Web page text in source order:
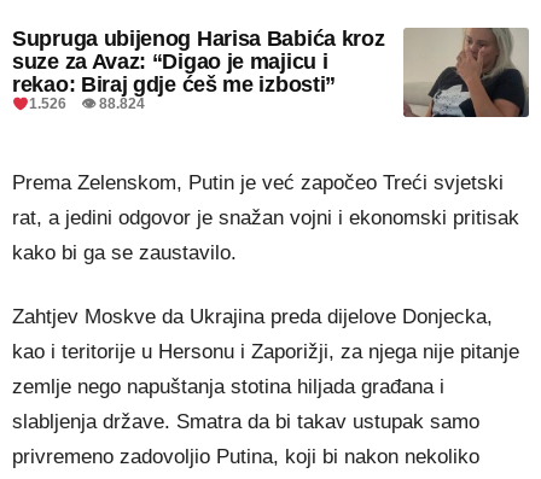
Supruga ubijenog Harisa Babića kroz
suze za Avaz: “Digao je majicu i
rekao: Biraj gdje ćeš me izbosti”
1.526 👁 88.824
Prema Zelenskom, Putin je već započeo Treći svjetski
rat, a jedini odgovor je snažan vojni i ekonomski pritisak
kako bi ga se zaustavilo.
Zahtjev Moskve da Ukrajina preda dijelove Donjecka,
kao i teritorije u Hersonu i Zaporižji, za njega nije pitanje
zemlje nego napuštanja stotina hiljada građana i
slabljenja države. Smatra da bi takav ustupak samo
privremeno zadovoljio Putina, koji bi nakon nekoliko